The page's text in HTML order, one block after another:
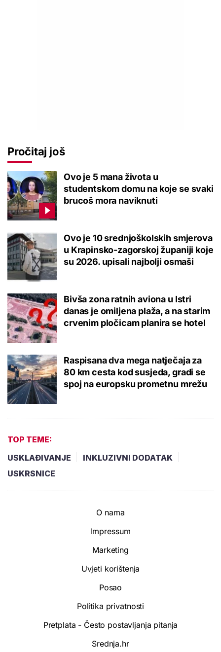
Pročitaj još
Ovo je 5 mana života u
studentskom domu na koje se svaki
brucoš mora naviknuti
Ovo je 10 srednjoškolskih smjerova
u Krapinsko-zagorskoj županiji koje
su 2026. upisali najbolji osmaši
Bivša zona ratnih aviona u Istri
danas je omiljena plaža, a na starim
crvenim pločicam planira se hotel
Raspisana dva mega natječaja za
80 km cesta kod susjeda, gradi se
spoj na europsku prometnu mrežu
TOP TEME:
USKLAĐIVANJE
INKLUZIVNI DODATAK
USKRSNICE
O nama
Impressum
Marketing
Uvjeti korištenja
Posao
Politika privatnosti
Pretplata - Često postavljanja pitanja
Srednja.hr